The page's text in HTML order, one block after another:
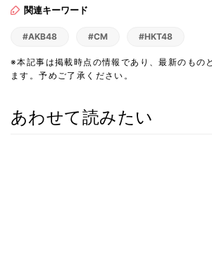
関連キーワード
#AKB48 #CM #HKT48
※本記事は掲載時点の情報であり、最新のもの
ます。予めご了承ください。
あわせて読みたい